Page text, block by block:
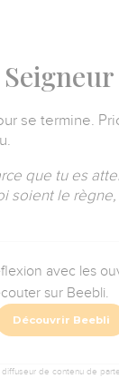
se termine.
que tu es
soient le
avec les
sur Beebli.
Découvrir Beebli
de contenu de